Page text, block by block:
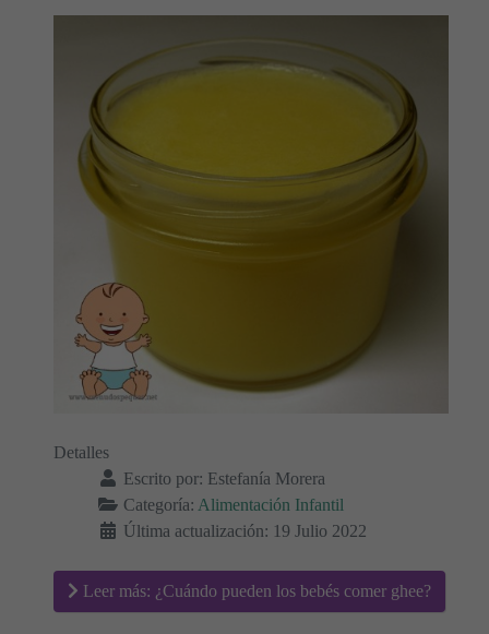
Detalles
Escrito por: Estefanía Morera
Categoría: Alimentación Infantil
Última actualización: 19 Julio 2022
Leer más: ¿Cuándo pueden los bebés comer ghee?